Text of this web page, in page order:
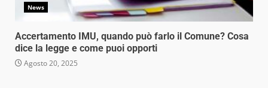
News
Accertamento IMU, quando può farlo il Comune? Cosa
dice la legge e come puoi opporti
Agosto 20, 2025